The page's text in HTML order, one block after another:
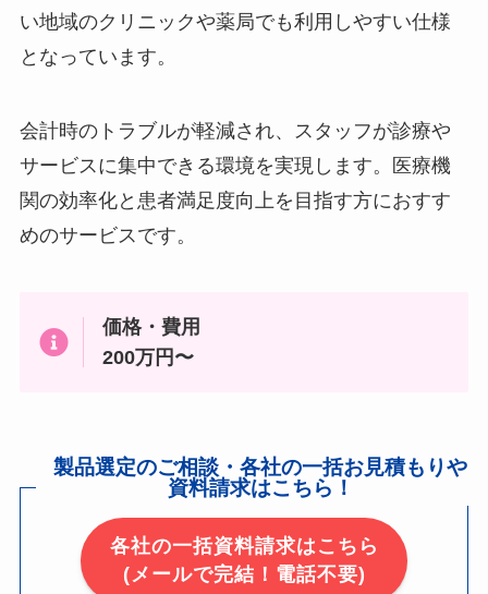
い地域のクリニックや薬局でも利用しやすい仕様
となっています。
会計時のトラブルが軽減され、スタッフが診療や
サービスに集中できる環境を実現します。医療機
関の効率化と患者満足度向上を目指す方におすす
めのサービスです。
価格・費用
200万円〜
製品選定のご相談・各社の一括お見積もりや
資料請求はこちら！
各社の一括資料請求はこちら
(メールで完結！電話不要)